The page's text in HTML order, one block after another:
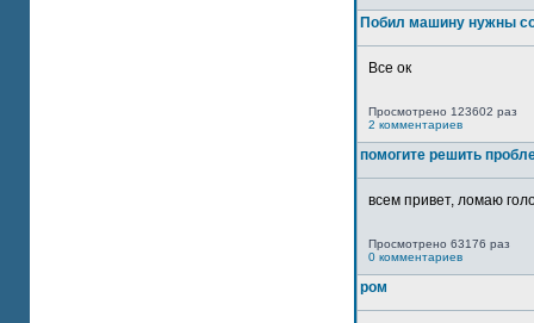
Побил машину нужны
Все ок
Просмотрено 123602 раз
2 комментариев
помогите решить
всем привет, ломаю
Просмотрено 63176 раз
0 комментариев
ром